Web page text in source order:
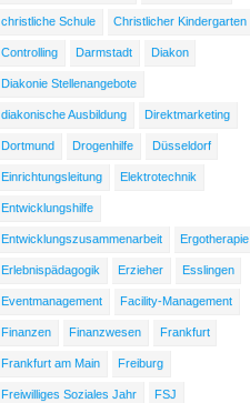
christliche Schule Christlicher Kindergarten
Controlling Darmstadt Diakon
Diakonie Stellenangebote
diakonische Ausbildung Direktmarketing
Dortmund Drogenhilfe Düsseldorf
Einrichtungsleitung Elektrotechnik
Entwicklungshilfe
Entwicklungszusammenarbeit Ergotherapie
Erlebnispädagogik Erzieher Esslingen
Eventmanagement Facility-Management
Finanzen Finanzwesen Frankfurt
Frankfurt am Main Freiburg
Freiwilliges Soziales Jahr FSJ